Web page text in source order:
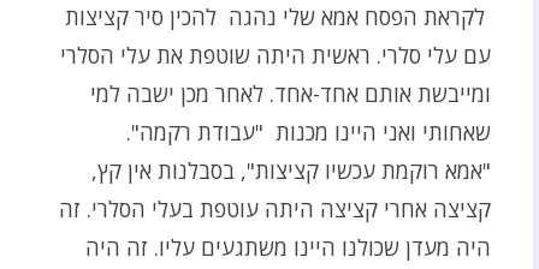
לקראת הפסח אמא שלי נהגה להכין סיר קציצות
עם עלי סלרי. ראשית היתה שוטפת את עלי הסלרי
ומייבשת אותם אחד-אחד. לאחר מכן ישבה למי
שאחותי ואני היינו מכנות "עבודת רקמה".
"אמא רוקמת עכשיו קציצות", בסבלנות אין קץ,
קציצה אחרי קציצה היתה עוטפת בעלי הסלרי. זה
היה מעדן שכולנו היינו משתגעים עליו. זה היה